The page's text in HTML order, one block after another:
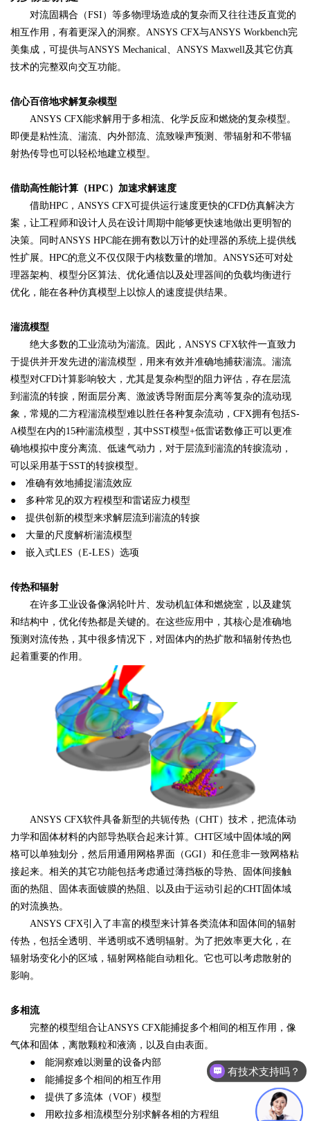
对流固耦合（FSI）等多物理场造成的复杂而又往往违反直觉的
相互作用，有着更深入的洞察。ANSYS CFX与ANSYS Workbench完
美集成，可提供与ANSYS Mechanical、ANSYS Maxwell及其它仿真
技术的完整双向交互功能。
信心百倍地求解复杂模型
ANSYS CFX能求解用于多相流、化学反应和燃烧的复杂模型。
即便是粘性流、湍流、内外部流、流致噪声预测、带辐射和不带辐
射热传导也可以轻松地建立模型。
借助高性能计算（HPC）加速求解速度
借助HPC，ANSYS CFX可提供运行速度更快的CFD仿真解决方
案，让工程师和设计人员在设计周期中能够更快速地做出更明智的
决策。同时ANSYS HPC能在拥有数以万计的处理器的系统上提供线
性扩展。HPC的意义不仅仅限于内核数量的增加。ANSYS还可对处
理器架构、模型分区算法、优化通信以及处理器间的负载均衡进行
优化，能在各种仿真模型上以惊人的速度提供结果。
湍流模型
绝大多数的工业流动为湍流。因此，ANSYS CFX软件一直致力
于提供并开发先进的湍流模型，用来有效并准确地捕获湍流。湍流
模型对CFD计算影响较大，尤其是复杂构型的阻力评估，存在层流
到湍流的转捩，附面层分离、激波诱导附面层分离等复杂的流动现
象，常规的二方程湍流模型难以胜任各种复杂流动，CFX拥有包括S-
A模型在内的15种湍流模型，其中SST模型+低雷诺数修正可以更准
确地模拟中度分离流、低速气动力，对于层流到湍流的转捩流动，
可以采用基于SST的转捩模型。
● 准确有效地捕捉湍流效应
● 多种常见的双方程模型和雷诺应力模型
● 提供创新的模型来求解层流到湍流的转捩
● 大量的尺度解析湍流模型
● 嵌入式LES（E-LES）选项
传热和辐射
在许多工业设备像涡轮叶片、发动机缸体和燃烧室，以及建筑
和结构中，优化传热都是关键的。在这些应用中，其核心是准确地
预测对流传热，其中很多情况下，对固体内的热扩散和辐射传热也
起着重要的作用。
ANSYS CFX软件具备新型的共轭传热（CHT）技术，把流体动
力学和固体材料的内部导热联合起来计算。CHT区域中固体域的网
格可以单独划分，然后用通用网格界面（GGI）和任意非一致网格粘
接起来。相关的其它功能包括考虑通过薄挡板的导热、固体间接触
面的热阻、固体表面镀膜的热阻、以及由于运动引起的CHT固体域
的对流换热。
ANSYS CFX引入了丰富的模型来计算各类流体和固体间的辐射
传热，包括全透明、半透明或不透明辐射。为了把效率更大化，在
辐射场变化小的区域，辐射网格能自动粗化。它也可以考虑散射的
影响。
多相流
完整的模型组合让ANSYS CFX能捕捉多个相间的相互作用，像
气体和固体，离散颗粒和液滴，以及自由表面。
● 能洞察难以测量的设备内部
● 能捕捉多个相间的相互作用
● 提供了多流体（VOF）模型
● 用欧拉多相流模型分别求解各相的方程组
有技术支持吗？